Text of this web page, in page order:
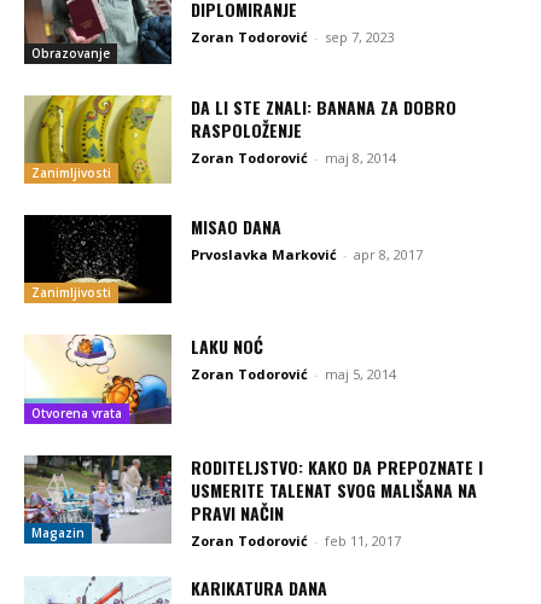
Obrazovanje
DIPLOMIRANJE
Zoran Todorović - sep 7, 2023
Zanimljivosti
DA LI STE ZNALI: BANANA ZA DOBRO
RASPOLOŽENJE
Zoran Todorović - maj 8, 2014
Zanimljivosti
MISAO DANA
Prvoslavka Marković - apr 8, 2017
Otvorena vrata
LAKU NOĆ
Zoran Todorović - maj 5, 2014
Magazin
RODITELJSTVO: KAKO DA PREPOZNATE I
USMERITE TALENAT SVOG MALIŠANA NA
PRAVI NAČIN
Zoran Todorović - feb 11, 2017
KARIKATURA DANA